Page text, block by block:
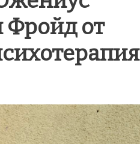
Фройд от